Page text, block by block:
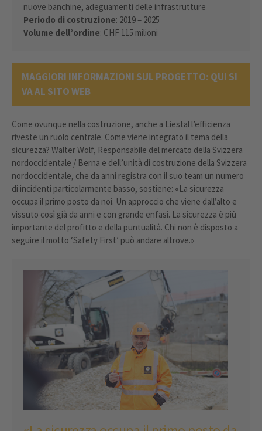
nuove banchine, adeguamenti delle infrastrutture
Periodo di costruzione: 2019 – 2025
Volume dell’ordine: CHF 115 milioni
MAGGIORI INFORMAZIONI SUL PROGETTO: QUI SI
VA AL SITO WEB
Come ovunque nella costruzione, anche a Liestal l’efficienza
riveste un ruolo centrale. Come viene integrato il tema della
sicurezza? Walter Wolf, Responsabile del mercato della Svizzera
nordoccidentale / Berna e dell’unità di costruzione della Svizzera
nordoccidentale, che da anni registra con il suo team un numero
di incidenti particolarmente basso, sostiene: «La sicurezza
occupa il primo posto da noi. Un approccio che viene dall’alto e
vissuto così già da anni e con grande enfasi. La sicurezza è più
importante del profitto e della puntualità. Chi non è disposto a
seguire il motto ‘Safety First’ può andare altrove.»